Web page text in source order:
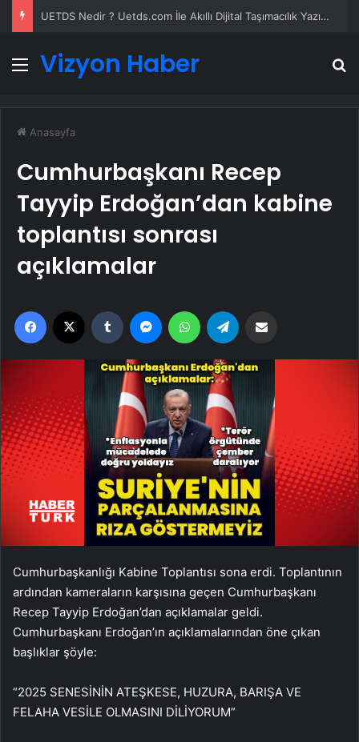
UETDS Nedir ? Uetds.com İle Akıllı Dijital Taşımacılık Yazılımı
Menü
Vizyon Haber
Anasayfa
Cumhurbaşkanı Recep
Tayyip Erdoğan’dan kabine
toplantısı sonrası
açıklamalar
Facebook Tumblr MessengerWhatsApp
Cumhurbaşkanlığı Kabine Toplantısı sona erdi. Toplantının
ardından kameraların karşısına geçen Cumhurbaşkanı
Recep Tayyip Erdoğan’dan açıklamalar geldi.
Cumhurbaşkanı Erdoğan’ın açıklamalarından öne çıkan
başlıklar şöyle:
“2025 SENESİNİN ATEŞKESE, HUZURA, BARIŞA VE
FELAHA VESİLE OLMASINI DİLİYORUM”